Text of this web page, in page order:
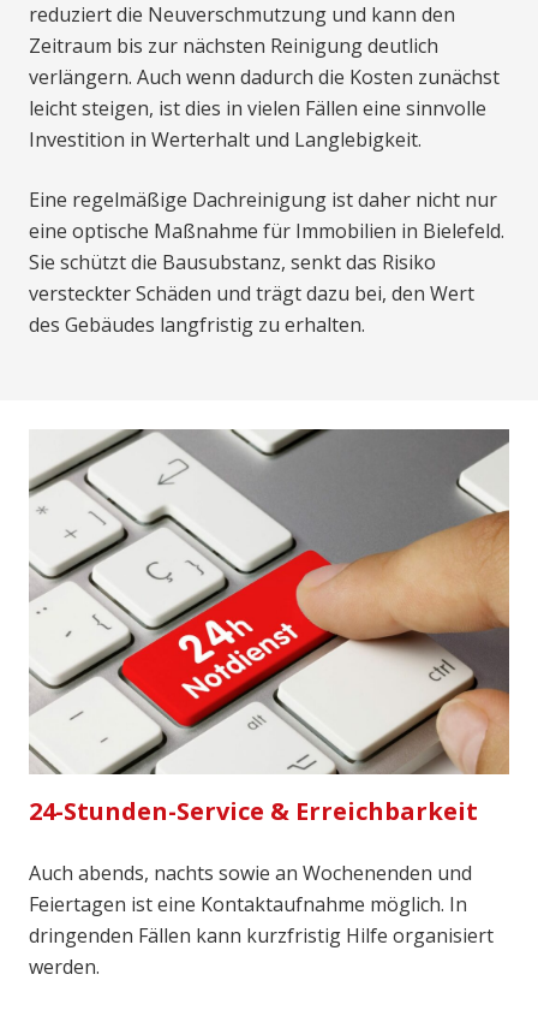
reduziert die Neuverschmutzung und kann den
Zeitraum bis zur nächsten Reinigung deutlich
verlängern. Auch wenn dadurch die Kosten zunächst
leicht steigen, ist dies in vielen Fällen eine sinnvolle
Investition in Werterhalt und Langlebigkeit.
Eine regelmäßige Dachreinigung ist daher nicht nur
eine optische Maßnahme für Immobilien in Bielefeld.
Sie schützt die Bausubstanz, senkt das Risiko
versteckter Schäden und trägt dazu bei, den Wert
des Gebäudes langfristig zu erhalten.
24-Stunden-Service & Erreichbarkeit
Auch abends, nachts sowie an Wochenenden und
Feiertagen ist eine Kontaktaufnahme möglich. In
dringenden Fällen kann kurzfristig Hilfe organisiert
werden.